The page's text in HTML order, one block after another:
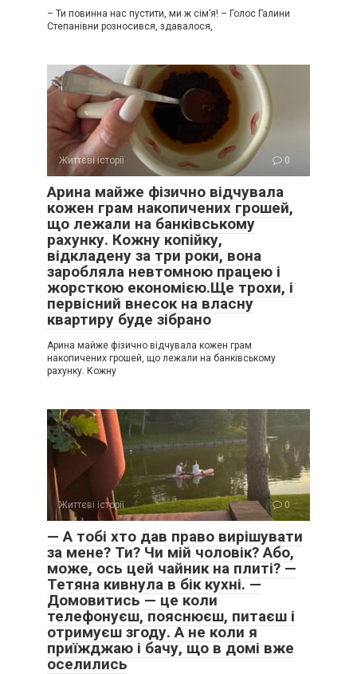
– Ти повинна нас пустити, ми ж сім’я! – Голос Галини
Степанівни розносився, здавалося,
Життєві історії 0
Арина майже фізично відчувала
кожен грам накопичених грошей,
що лежали на банківському
рахунку. Кожну копійку,
відкладену за три роки, вона
заробляла невтомною працею і
жорсткою економією.Ще трохи, і
первісний внесок на власну
квартиру буде зібрано
Арина майже фізично відчувала кожен грам
накопичених грошей, що лежали на банківському
рахунку. Кожну
Життєві історії 0
— А тобі хто дав право вирішувати
за мене? Ти? Чи мій чоловік? Або,
може, ось цей чайник на плиті? —
Тетяна кивнула в бік кухні. —
Домовитись — це коли
телефонуєш, пояснюєш, питаєш і
отримуєш згоду. А не коли я
приїжджаю і бачу, що в домі вже
оселились